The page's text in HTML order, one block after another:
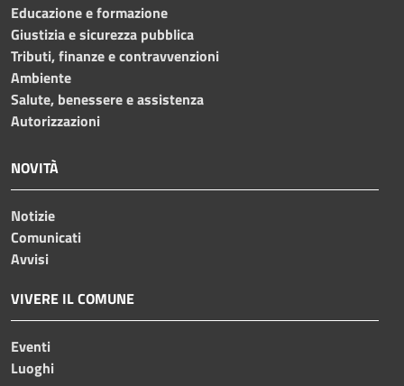
Educazione e formazione
Giustizia e sicurezza pubblica
Tributi, finanze e contravvenzioni
Ambiente
Salute, benessere e assistenza
Autorizzazioni
NOVITÀ
Notizie
Comunicati
Avvisi
VIVERE IL COMUNE
Eventi
Luoghi